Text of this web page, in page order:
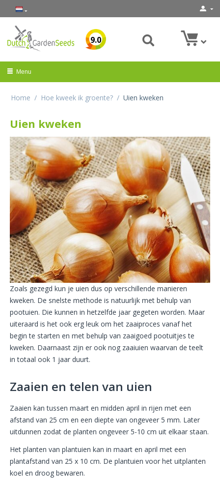
9.0
Menu
Home / Hoe kweek ik groente? / Uien kweken
Uien kweken
Zoals gezegd kun je uien dus op verschillende manieren
kweken. De snelste methode is natuurlijk met behulp van
pootuien. Die kunnen in hetzelfde jaar gegeten worden. Maar
uiteraard is het ook erg leuk om het zaaiproces vanaf het
begin te starten en met behulp van zaaigoed pootuitjes te
kweken. Daarnaast zijn er ook nog zaaiuien waarvan de teelt
in totaal ook 1 jaar duurt.
Zaaien en telen van uien
Zaaien kan tussen maart en midden april in rijen met een
afstand van 25 cm en een diepte van ongeveer 5 mm. Later
uitdunnen zodat de planten ongeveer 5-10 cm uit elkaar staan.
Het planten van plantuien kan in maart en april met een
plantafstand van 25 x 10 cm. De plantuien voor het uitplanten
koel en droog bewaren.